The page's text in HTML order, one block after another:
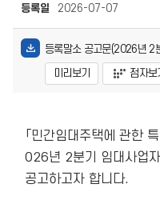
등록일
2026-07-07
등록말소 공고문(2026년 2
미리보기
점자보
「민간임대주택에 관한
026년 2분기 임대사업
공고하고자 합니다.